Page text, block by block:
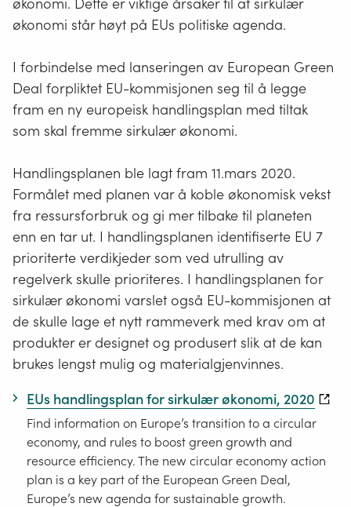
(gjenbruks)operasjoner menes f.eks. ombruk,
tilrettelegging for ombruk, bruksendring,
økonomi står høyt på EUs politiske agenda.
I forbindelse med lanseringen av European Green
Deal forpliktet EU-kommisjonen seg til å legge
fram en ny europeisk handlingsplan med tiltak
som skal fremme sirkulær økonomi.
Handlingsplanen ble lagt fram 11.mars 2020.
Formålet med planen var å koble økonomisk vekst
fra ressursforbruk og gi mer tilbake til planeten
enn en tar ut. I handlingsplanen identifiserte EU 7
prioriterte verdikjeder som ved utrulling av
regelverk skulle prioriteres. I handlingsplanen for
sirkulær økonomi varslet også EU-kommisjonen at
de skulle lage et nytt rammeverk med krav om at
produkter er designet og produsert slik at de kan
brukes lengst mulig og materialgjenvinnes.
EUs handlingsplan for sirkulær økonomi, 2020
Find information on Europe’s transition to a circular
economy, and rules to boost green growth and
resource efficiency. The new circular economy action
plan is a key part of the European Green Deal,
Europe’s new agenda for sustainable growth.